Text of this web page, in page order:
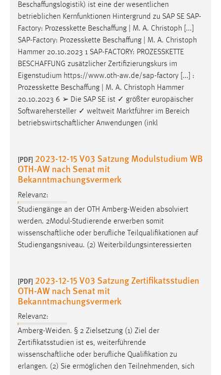
Beschaffungslogistik) ist eine der wesentlichen
betrieblichen Kernfunktionen Hintergrund zu SAP SE SAP-
Factory: Prozesskette Beschaffung | M. A. Christoph [...]
SAP-Factory: Prozesskette Beschaffung | M. A. Christoph
Hammer 20.10.2023 1 SAP-FACTORY: PROZESSKETTE
BESCHAFFUNG zusätzlicher Zertifizierungskurs im
Eigenstudium https://www.oth-aw.de/sap-factory [...] :
Prozesskette Beschaffung | M. A. Christoph Hammer
20.10.2023 6 ➢ Die SAP SE ist ✓ größter europäischer
Softwarehersteller ✓ weltweit Marktführer im Bereich
betriebswirtschaftlicher Anwendungen (inkl
[PDF] 2023-12-15 V03 Satzung Modulstudium WB
OTH-AW nach Senat mit
Bekanntmachungsvermerk
Relevanz:
Studiengänge an der OTH Amberg-Weiden absolviert
werden. 2Modul-Studierende erwerben somit
wissenschaftliche oder berufliche Teilqualifikationen auf
Studiengangsniveau. (2) Weiterbildungsinteressierten
[PDF] 2023-12-15 V03 Satzung Zertifikatsstudien
OTH-AW nach Senat mit
Bekanntmachungsvermerk
Relevanz:
Amberg-Weiden. § 2 Zielsetzung (1) Ziel der
Zertifikatsstudien ist es, weiterführende
wissenschaftliche oder berufliche Qualifikation zu
erlangen. (2) Sie ermöglichen den Teilnehmenden, sich